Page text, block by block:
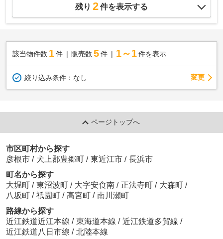
残り 2件を表示する
該当物件数 1件 販売数 5 件 1～1 件を表示
絞り込み条件： なし 変更
ページトップへ
市区町村から探す
彦根市 / 犬上郡豊郷町 / 東近江市 / 長浜市
町名から探す
大堀町 / 東沼波町 / 大字安食南 / 正法寺町 / 大森町 /
八坂町 / 祇園町 / 高宮町 / 南川瀬町
路線から探す
近江鉄道近江本線 / 東海道本線 / 近江鉄道多賀線 /
近江鉄道八日市線 / 北陸本線